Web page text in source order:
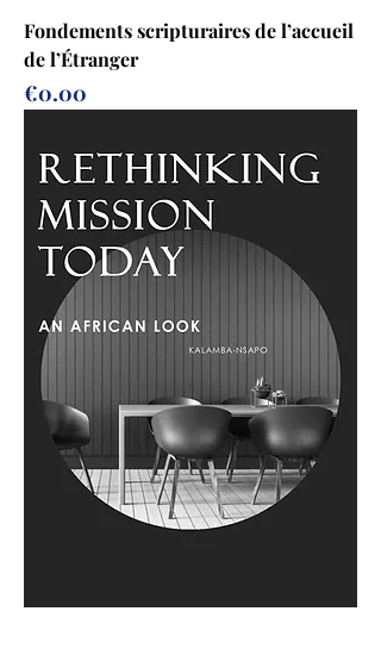
Fondements scripturaires de l’accueil
de l’Étranger
Prix
€0.00